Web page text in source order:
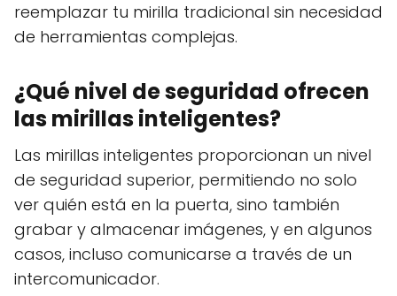
reemplazar tu mirilla tradicional sin necesidad
de herramientas complejas.
¿Qué nivel de seguridad ofrecen
las mirillas inteligentes?
Las mirillas inteligentes proporcionan un nivel
de seguridad superior, permitiendo no solo
ver quién está en la puerta, sino también
grabar y almacenar imágenes, y en algunos
casos, incluso comunicarse a través de un
intercomunicador.